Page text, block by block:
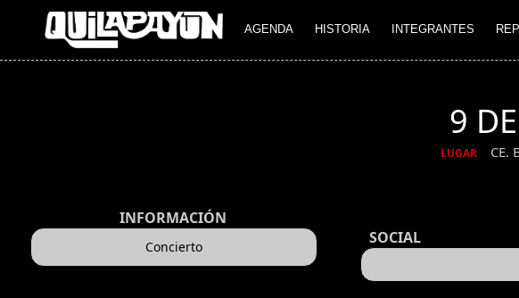
AGENDA HISTORIA INTEGRANTES
9
LUGAR CE.
INFORMACIÓN
Concierto SOCIAL